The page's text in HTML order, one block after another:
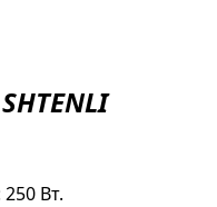
SHTENLI
Вт.